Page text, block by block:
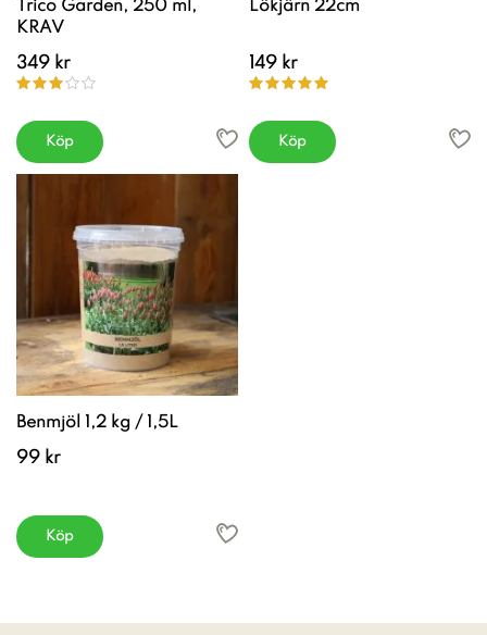
Trico Garden, 250 ml,
KRAV
349 kr
Köp
Lökjärn 22cm
149 kr
Köp
Benmjöl 1,2 kg / 1,5L
99 kr
Köp